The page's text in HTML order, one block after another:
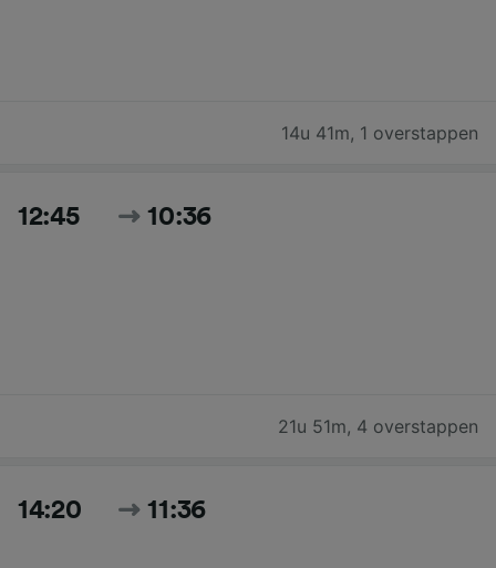
14u 41m, 1 overstappen
12:45 10:36
21u 51m, 4 overstappen
14:20 11:36